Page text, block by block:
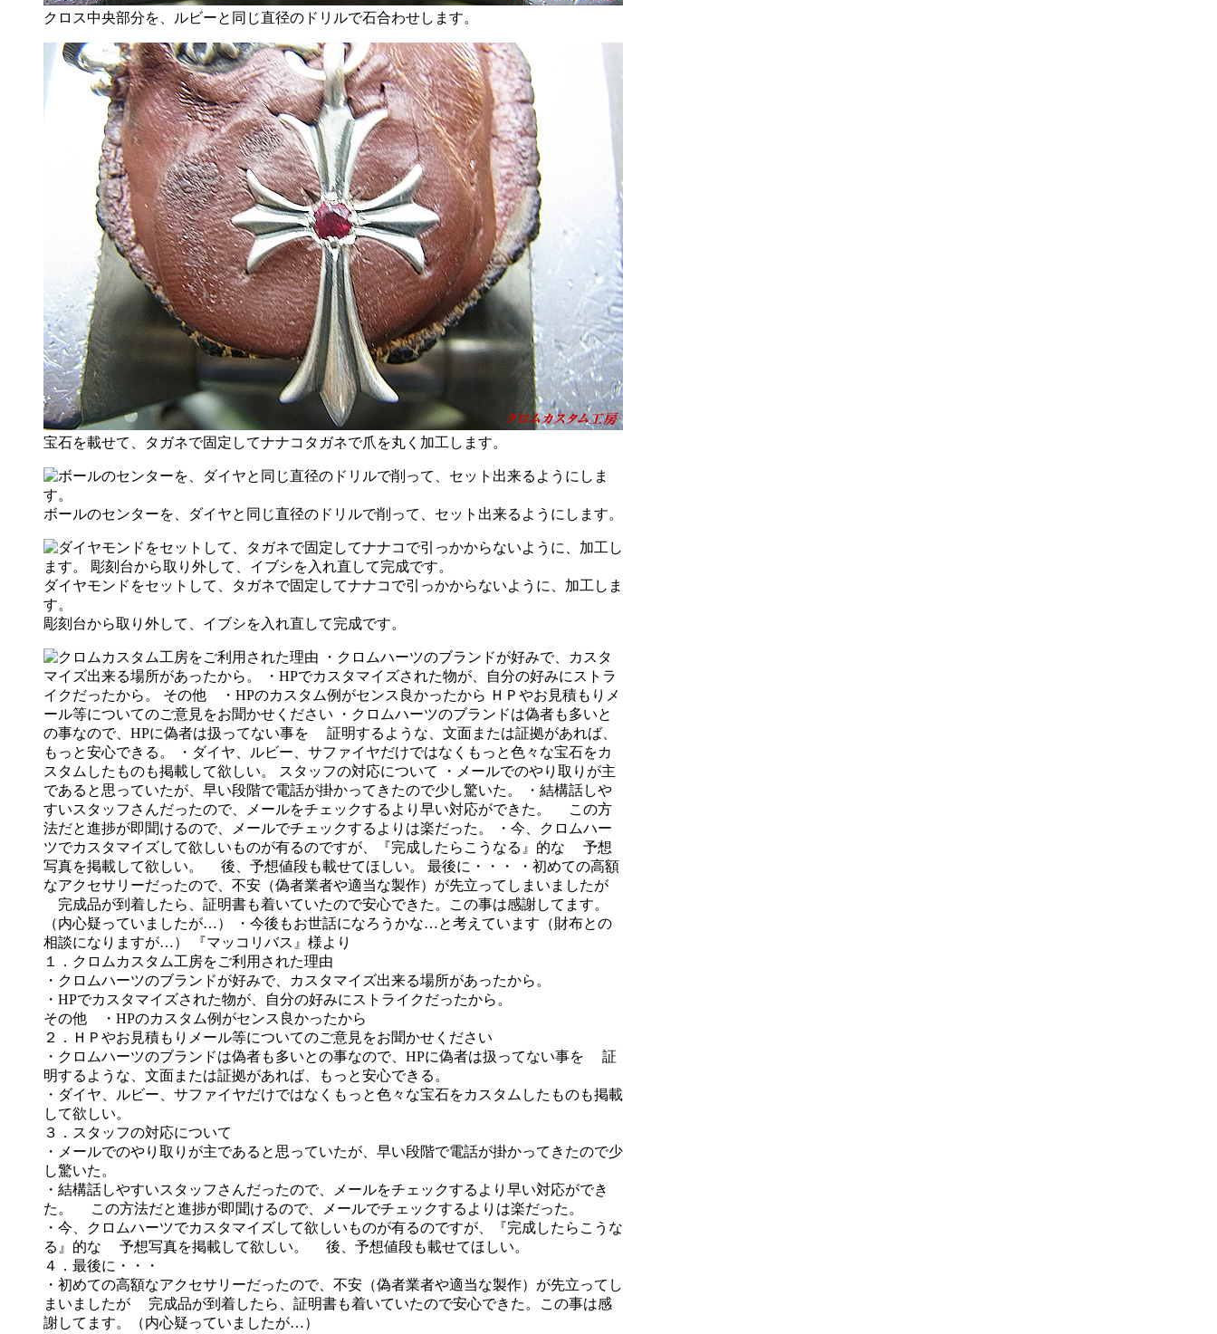
クロス中央部分を、ルビーと同じ直径のドリルで石合わせします。
宝石を載せて、タガネで固定してナナコタガネで爪を丸く加工します。
ボールのセンターを、ダイヤと同じ直径のドリルで削って、セット出来るようにします。
ダイヤモンドをセットして、タガネで固定してナナコで引っかからないように、加工しま
す。
彫刻台から取り外して、イブシを入れ直して完成です。
１．クロムカスタム工房をご利用された理由
・クロムハーツのブランドが好みで、カスタマイズ出来る場所があったから。
・HPでカスタマイズされた物が、自分の好みにストライクだったから。
その他 ・HPのカスタム例がセンス良かったから
２．ＨＰやお見積もりメール等についてのご意見をお聞かせください
・クロムハーツのブランドは偽者も多いとの事なので、HPに偽者は扱ってない事を 証
明するような、文面または証拠があれば、もっと安心できる。
・ダイヤ、ルビー、サファイヤだけではなくもっと色々な宝石をカスタムしたものも掲載
して欲しい。
３．スタッフの対応について
・メールでのやり取りが主であると思っていたが、早い段階で電話が掛かってきたので少
し驚いた。
・結構話しやすいスタッフさんだったので、メールをチェックするより早い対応ができ
た。 この方法だと進捗が即聞けるので、メールでチェックするよりは楽だった。
・今、クロムハーツでカスタマイズして欲しいものが有るのですが、『完成したらこうな
る』的な 予想写真を掲載して欲しい。 後、予想値段も載せてほしい。
４．最後に・・・
・初めての高額なアクセサリーだったので、不安（偽者業者や適当な製作）が先立ってし
まいましたが 完成品が到着したら、証明書も着いていたので安心できた。この事は感
謝してます。（内心疑っていましたが…）